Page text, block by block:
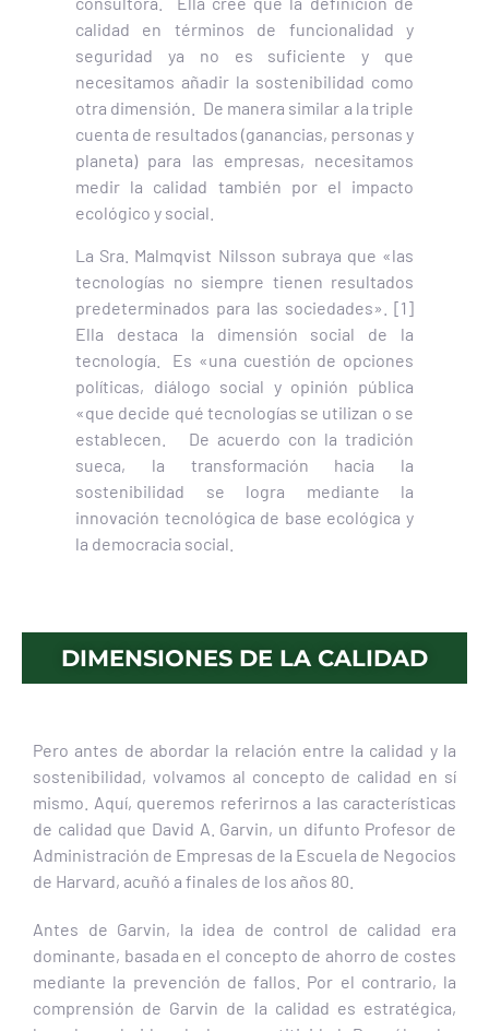
calidad en términos de funcionalidad y
seguridad ya no es suficiente y que
necesitamos añadir la sostenibilidad como
otra dimensión. De manera similar a la triple
cuenta de resultados (ganancias, personas y
planeta) para las empresas, necesitamos
medir la calidad también por el impacto
ecológico y social.
La Sra. Malmqvist Nilsson subraya que «las
tecnologías no siempre tienen resultados
predeterminados para las sociedades». [1]
Ella destaca la dimensión social de la
tecnología. Es «una cuestión de opciones
políticas, diálogo social y opinión pública
«que decide qué tecnologías se utilizan o se
establecen. De acuerdo con la tradición
sueca, la transformación hacia la
sostenibilidad se logra mediante la
innovación tecnológica de base ecológica y
la democracia social.
DIMENSIONES DE LA CALIDAD
Pero antes de abordar la relación entre la calidad y la
sostenibilidad, volvamos al concepto de calidad en sí
mismo. Aquí, queremos referirnos a las características
de calidad que David A. Garvin, un difunto Profesor de
Administración de Empresas de la Escuela de Negocios
de Harvard, acuñó a finales de los años 80.
Antes de Garvin, la idea de control de calidad era
dominante, basada en el concepto de ahorro de costes
mediante la prevención de fallos. Por el contrario, la
comprensión de Garvin de la calidad es estratégica,